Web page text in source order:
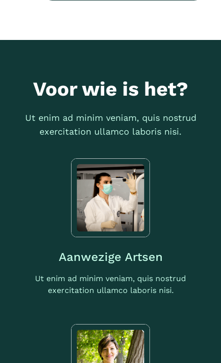
Voor wie is het?
Ut enim ad minim veniam, quis nostrud
exercitation ullamco laboris nisi.
Aanwezige Artsen
Ut enim ad minim veniam, quis nostrud
exercitation ullamco laboris nisi.